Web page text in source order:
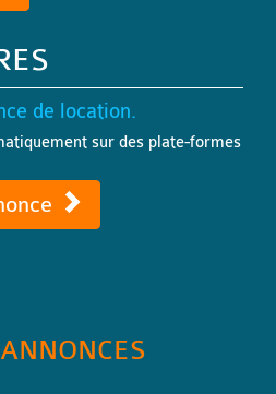
de location.
sur des plate-formes